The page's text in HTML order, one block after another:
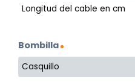
Longitud del cable en cm
Bombilla
Casquillo